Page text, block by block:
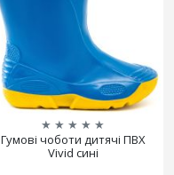
★ ★ ★ ★ ★
Гумові чоботи дитячі ПВХ
Vivid сині